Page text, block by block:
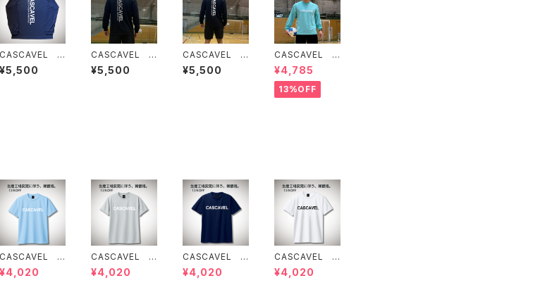
CASCAVEL ス
タンダードビッグ
ロゴロングプラ
¥5,500
CASCAVEL ス
タンダードビッグ
ロゴロングプラ
¥5,500
CASCAVEL ス
タンダードビッグ
ロゴロングプラ
¥5,500
CASCAVEL ス
タンダードロン
グプラクティスシ
ャツ ミントグリ
ーン
¥4,785
13%OFF
CASCAVEL ス
タンダードプラク
ティスシャツ ラ
¥4,020
CASCAVEL ス
タンダードプラク
ティスシャツ シ
¥4,020
CASCAVEL ス
タンダードプラク
ティスシャツ ネ
¥4,020
CASCAVEL ス
タンダードプラク
ティスシャツ ホ
¥4,020